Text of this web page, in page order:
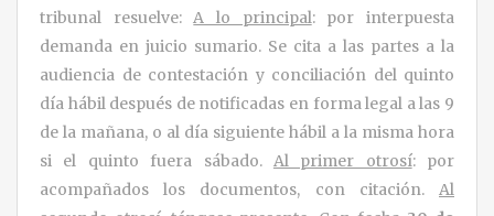
tribunal resuelve:A lo principal: por interpuesta
demanda en juicio sumario. Se cita a las partes a la
audiencia de contestación y conciliación del quinto
día hábil después de notificadas en forma legal a las 9
de la mañana, o al día siguiente hábil a la misma hora
si el quinto fuera sábado. Al primer otrosí: por
acompañados los documentos, con citación. Al